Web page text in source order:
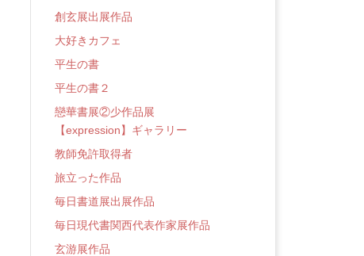
創玄展出展作品
大好きカフェ
平生の書
平生の書２
戀華書展②少作品展
【expression】ギャラリー
教師免許取得者
旅立った作品
毎日書道展出展作品
毎日現代書関西代表作家展作品
玄游展作品